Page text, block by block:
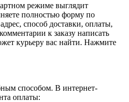
режиме выглядит
полностью форму по
способ доставки, оплаты,
к заказу написать
курьеру вас найти. Нажмите
способом. В интернет-
оплаты: